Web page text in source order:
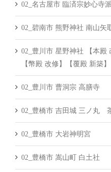
02_名古屋市 臨済宗妙心寺
02_碧南市 熊野神社 南山矢
02_豊川市 星野神社 【本殿
【幣殿 改修】【覆殿 新築】
02_豊川市 曹洞宗 高膳寺
02_豊橋市 吉田城 三ノ丸
02_豊橋市 大岩神明宮
02_豊橋市 嵩山町 白土社